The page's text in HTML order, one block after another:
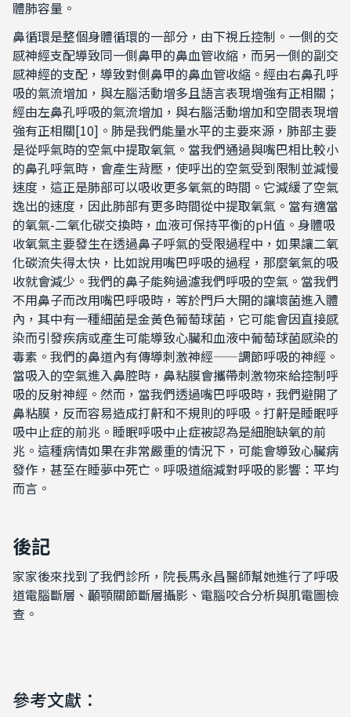
體肺容量。
鼻循環是整個身體循環的一部分，由下視丘控制。一側的交
感神經支配導致同一側鼻甲的鼻血管收縮，而另一側的副交
感神經的支配，導致對側鼻甲的鼻血管收縮。經由右鼻孔呼
吸的氣流增加，與左腦活動增多且語言表現增強有正相關；
經由左鼻孔呼吸的氣流增加，與右腦活動增加和空間表現增
強有正相關[10]。肺是我們能量水平的主要來源，肺部主要
是從呼氣時的空氣中提取氧氣。當我們通過與嘴巴相比較小
的鼻孔呼氣時，會產生背壓，使呼出的空氣受到限制並減慢
速度，這正是肺部可以吸收更多氧氣的時間。它減緩了空氣
逸出的速度，因此肺部有更多時間從中提取氧氣。當有適當
的氧氣-二氧化碳交換時，血液可保持平衡的pH值。身體吸
收氧氣主要發生在透過鼻子呼氣的受限過程中，如果讓二氧
化碳流失得太快，比如說用嘴巴呼吸的過程，那麼氧氣的吸
收就會減少。我們的鼻子能夠過濾我們呼吸的空氣。當我們
不用鼻子而改用嘴巴呼吸時，等於門戶大開的讓壞菌進入體
內，其中有一種細菌是金黃色葡萄球菌，它可能會因直接感
染而引發疾病或產生可能導致心臟和血液中葡萄球菌感染的
毒素。我們的鼻道內有傳導刺激神經——調節呼吸的神經。
當吸入的空氣進入鼻腔時，鼻粘膜會攜帶刺激物來給控制呼
吸的反射神經。然而，當我們透過嘴巴呼吸時，我們避開了
鼻粘膜，反而容易造成打鼾和不規則的呼吸。打鼾是睡眠呼
吸中止症的前兆。睡眠呼吸中止症被認為是細胞缺氧的前
兆。這種病情如果在非常嚴重的情況下，可能會導致心臟病
發作，甚至在睡夢中死亡。呼吸道縮減對呼吸的影響：平均
而言。
後記
家家後來找到了我們診所，院長馬永昌醫師幫她進行了呼吸
道電腦斷層、顳顎關節斷層攝影、電腦咬合分析與肌電圖檢
查。
參考文獻：